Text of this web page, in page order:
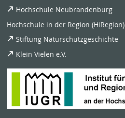
Hochschule Neubrandenburg
Hochschule in der Region (HiRegion)
Stiftung Naturschutzgeschichte
Klein Vielen e.V.